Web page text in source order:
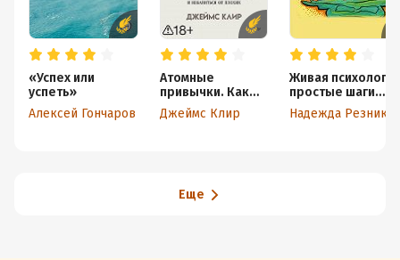
«Успех или
успеть»
Алексей Гончаров
Атомные
привычки. Как
приобрести
хорошие
Джеймс Клир
Живая
простые шаги
навстречу к себе
Надежда
Еще